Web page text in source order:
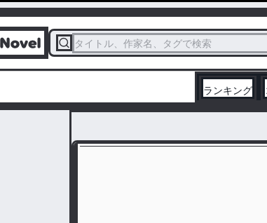
タイトル、作家名、タグで検索
ランキング